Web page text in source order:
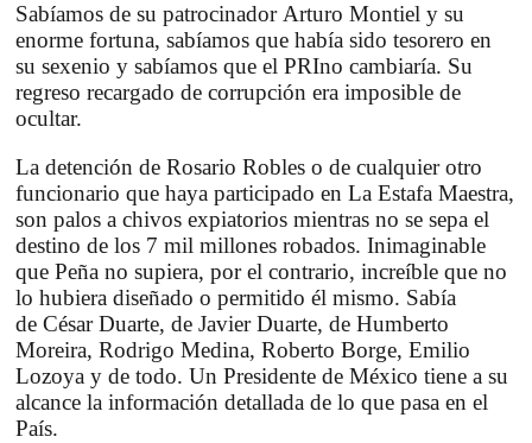
Sabíamos de su patrocinador Arturo Montiel y su
enorme fortuna, sabíamos que había sido tesorero en
su sexenio y sabíamos que el PRIno cambiaría. Su
regreso recargado de corrupción era imposible de
ocultar.
La detención de Rosario Robles o de cualquier otro
funcionario que haya participado en La Estafa Maestra,
son palos a chivos expiatorios mientras no se sepa el
destino de los 7 mil millones robados. Inimaginable
que Peña no supiera, por el contrario, increíble que no
lo hubiera diseñado o permitido él mismo. Sabía
de César Duarte, de Javier Duarte, de Humberto
Moreira, Rodrigo Medina, Roberto Borge, Emilio
Lozoya y de todo. Un Presidente de México tiene a su
alcance la información detallada de lo que pasa en el
País.